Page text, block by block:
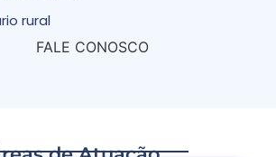
rural
FALE CONOSCO